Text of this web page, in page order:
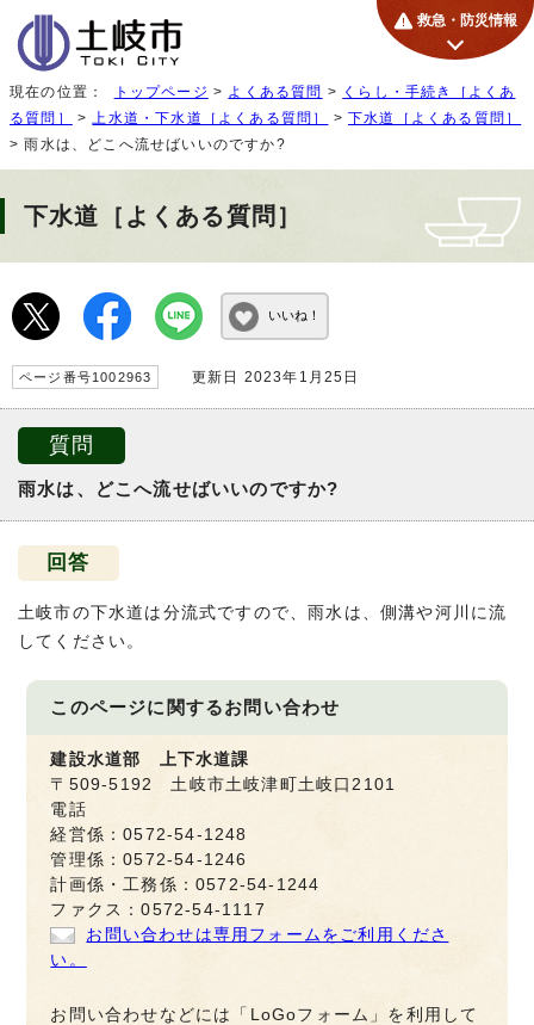
救急・防災情報
現在の位置： トップページ > よくある質問 > くらし・手続き［よくあ
る質問］
>上水道・下水道［よくある質問］ >下水道［よくある質問］
> 雨水は、どこへ流せばいいのですか?
下水道［よくある質問］
いいね！
ページ番号1002963 更新日 2023年1月25日
質問
雨水は、どこへ流せばいいのですか?
回答
土岐市の下水道は分流式ですので、雨水は、側溝や河川に流
してください。
このページに関するお問い合わせ
建設水道部 上下水道課
〒509-5192 土岐市土岐津町土岐口2101
電話
経営係：0572-54-1248
管理係：0572-54-1246
計画係・工務係：0572-54-1244
ファクス：0572-54-1117
お問い合わせは専用フォームをご利用くださ
い。
お問い合わせなどには「LoGoフォーム」を利用して